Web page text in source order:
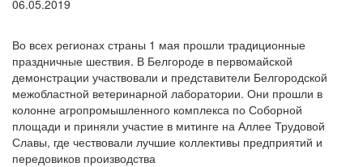
06.05.2019
Во всех регионах страны 1 мая прошли традиционные
праздничные шествия. В Белгороде в первомайской
демонстрации участвовали и представители Белгородской
межобластной ветеринарной лаборатории. Они прошли в
колонне агропромышленного комплекса по Соборной
площади и приняли участие в митинге на Аллее Трудовой
Славы, где чествовали лучшие коллективы предприятий и
передовиков производства